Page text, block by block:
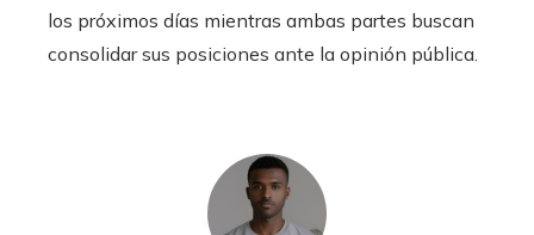
los próximos días mientras ambas partes buscan
consolidar sus posiciones ante la opinión pública.